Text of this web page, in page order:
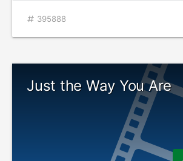
395888
Just the Way You Are